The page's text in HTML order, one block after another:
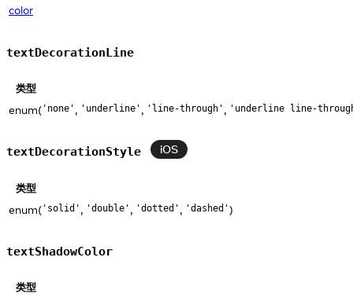
color
textDecorationLine
类型
enum( 'none' , 'underline' , 'line-through' , 'underline line-
textDecorationStyle iOS
类型
enum( 'solid' , 'double' , 'dotted' , 'dashed')
textShadowColor
类型